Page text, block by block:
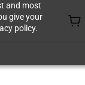
and most
give your
policy.